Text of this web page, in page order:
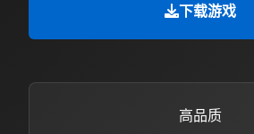
下载游戏
高品质